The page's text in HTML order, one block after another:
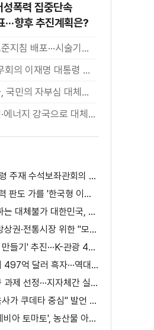
폭력 집중단속
향후 추진계획은?
문신시술 표준지침 배포···시술기구, 일회용 사용 후 폐기
제34회 국무회의 이재명 대통령 모두발언
나라의 평화, 국민의 자부심 대체불가 대한민국 이재명 대통령 모두말씀
초격차 산업·에너지 강국으로 대체불가 대한민국 이재명 대통령 모두말씀
제42차 대통령 주재 수석보좌관회의 이재명 대통령 모두말씀
미래 해군 전력 판도 가를 '한국형 이지스구축함' 건조 본격화 [K-정책 사용법]
삶으로 체감하는 대체불가 대한민국, 무엇이 달라지나? [정.주.행]
활력있는 지방상권·전통시장 위한 "모두의 상권 추진전략"
'서울대 10개 만들기' 추진···K-관광 4천만 시대 준비
6월 경상수지 497억 달러 흑자···역대 최대
광역연계특구 과제 선정···지자체간 실증 협력 확대
이 대통령 "육사가 쿠데타 중심" 발언 의미는?
식약처, "'스테비아 토마토', 농산물 아닌 가공식품"